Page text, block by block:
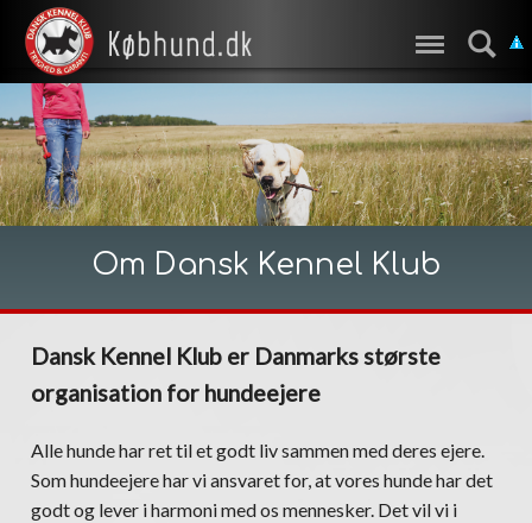
Om Dansk Kennel Klub
Dansk Kennel Klub er Danmarks største
organisation for hundeejere
Alle hunde har ret til et godt liv sammen med deres ejere.
Som hundeejere har vi ansvaret for, at vores hunde har det
godt og lever i harmoni med os mennesker. Det vil vi i